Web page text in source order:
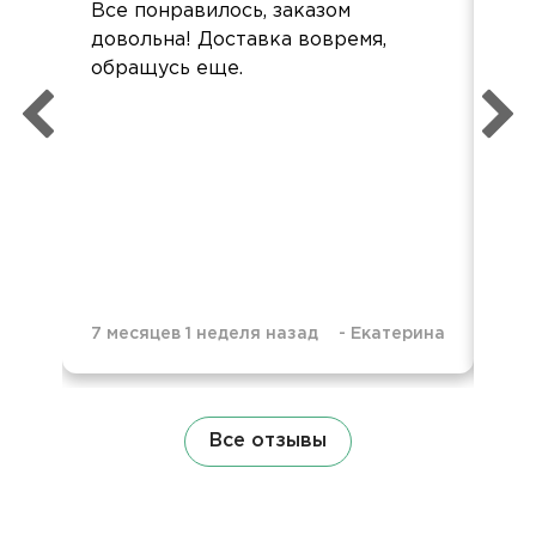
Все понравилось, заказом
довольна! Доставка вовремя,
обращусь еще.
7 месяцев 1 неделя назад - Екатерина
Все отзывы